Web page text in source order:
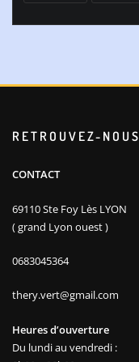
RETROUVEZ-NOUS
CONTACT
69110 Ste Foy Lès LYON
( grand Lyon ouest )
0683045364
thery.vert@gmail.com
Heures d’ouverture
Du lundi au vendredi :